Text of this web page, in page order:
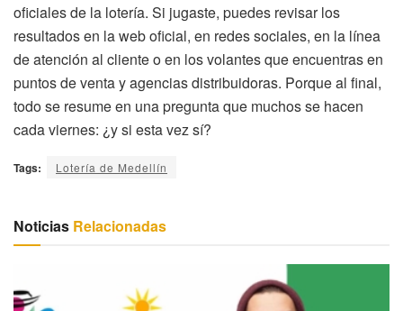
oficiales de la lotería. Si jugaste, puedes revisar los
resultados en la web oficial, en redes sociales, en la línea
de atención al cliente o en los volantes que encuentras en
puntos de venta y agencias distribuidoras. Porque al final,
todo se resume en una pregunta que muchos se hacen
cada viernes: ¿y si esta vez sí?
Tags: Lotería de Medellín
Noticias Relacionadas